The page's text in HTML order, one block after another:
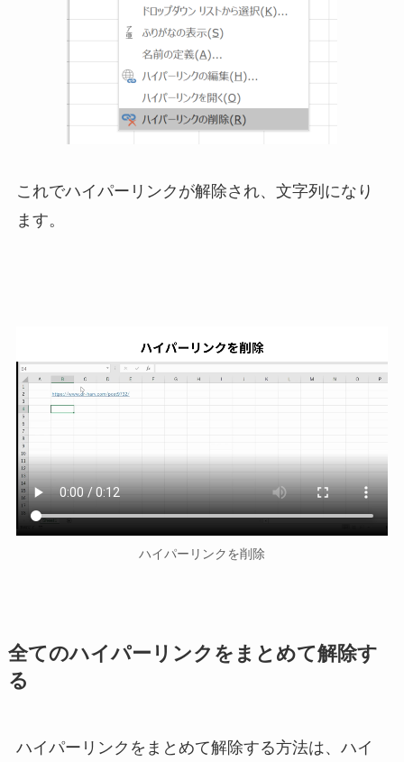
これでハイパーリンクが解除され、文字列になり
ます。
ハイパーリンクを削除
全てのハイパーリンクをまとめて解除す
る
ハイパーリンクをまとめて解除する方法は、ハイ